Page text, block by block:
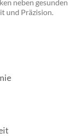
neben gesunden
und Präzision.